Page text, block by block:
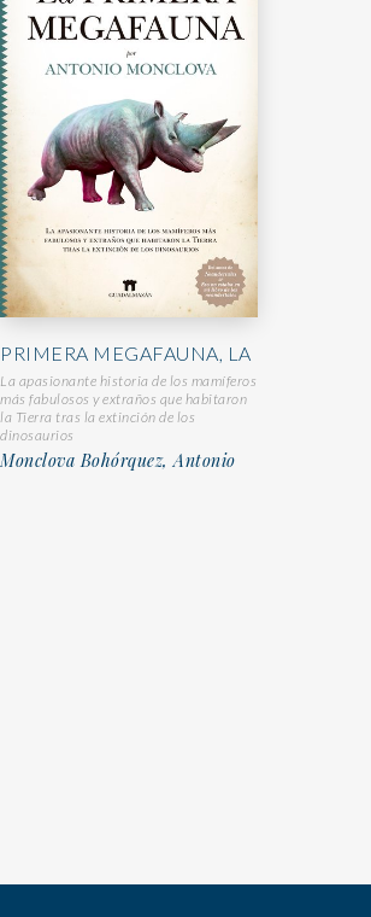
PRIMERA MEGAFAUNA, LA
La apasionante historia de los mamíferos
más fabulosos y extraños que habitaron
la Tierra tras la extinción de los
dinosaurios
Monclova Bohórquez, Antonio